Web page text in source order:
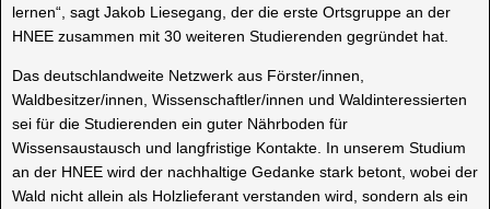
lernen“, sagt Jakob Liesegang, der die erste Ortsgruppe an der
HNEE zusammen mit 30 weiteren Studierenden gegründet hat.
Das deutschlandweite Netzwerk aus Förster/innen,
Waldbesitzer/innen, Wissenschaftler/innen und Waldinteressierten
sei für die Studierenden ein guter Nährboden für
Wissensaustausch und langfristige Kontakte. In unserem Studium
an der HNEE wird der nachhaltige Gedanke stark betont, wobei der
Wald nicht allein als Holzlieferant verstanden wird, sondern als ein